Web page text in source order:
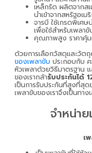
เหล็กรัด ผลิตจากส
นำเข้าจากสหรัฐอเม
จารบี ใช้เกรดพิเศ
เพื่อใช้สำหรับเพลาขั
คุณภาพสูง ราคาคุ้ม
ด้วยการเลือกวัสดุและวั
ของเพลาขับ ประกอบกับ
หัวเพลาด้วยวิธีมาตรฐาน
ของเรากล้ารับประกันได้
เป็นการรับประกันที่สูงที่สุ
เพลาขับของเราจึงเป็นทา
จำหน่า
เ